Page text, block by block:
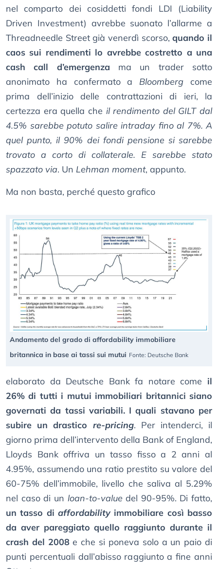
nel comparto dei cosiddetti fondi LDI (Liability
Driven Investment) avrebbe suonato l’allarme a
Threadneedle Street già venerdì scorso,quando il
caos sui rendimenti lo avrebbe costretto a una
cash call d’emergenza ma un trader sotto
anonimato ha confermato a Bloomberg come
prima dell’inizio delle contrattazioni di ieri, la
certezza era quella che il rendimento del GILT dal
4.5% sarebbe potuto salire intraday fino al 7%. A
quel punto, il 90% dei fondi pensione si sarebbe
trovato a corto di collaterale. E sarebbe stato
spazzato via. Un Lehman moment, appunto.
Ma non basta, perché questo grafico
Andamento del grado di affordability immobiliare
britannica in base ai tassi sui mutui Fonte: Deutsche Bank
elaborato da Deutsche Bank fa notare come il
26% di tutti i mutui immobiliari britannici siano
governati da tassi variabili. I quali stavano per
subire un drastico re-pricing. Per intenderci, il
giorno prima dell’intervento della Bank of England,
Lloyds Bank offriva un tasso fisso a 2 anni al
4.95%, assumendo una ratio prestito su valore del
60-75% dell’immobile, livello che saliva al 5.29%
nel caso di un loan-to-value del 90-95%. Di fatto,
un tasso di affordabilityimmobiliare così basso
da aver pareggiato quello raggiunto durante il
crash del 2008e che si poneva solo a un paio di
punti percentuali dall’abisso raggiunto a fine anni